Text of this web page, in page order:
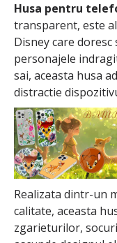
Husa pentru
transparent, este
Disney care
personajele
sai, aceasta husa
distractie
Realizata dintr-un
calitate, aceasta
zgarieturilor,